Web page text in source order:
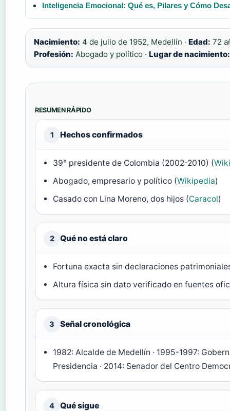
Inteligencia Emocional: Qué es, Pilares y Cómo
Nacimiento: 4 de julio de 1952, Medellín · Edad: 72
Profesión: Abogado y político · Lugar de nacimiento:
RESUMEN RÁPIDO
1 Hechos confirmados
39° presidente de Colombia (2002-2010) (
Abogado, empresario y político (Wikipedia)
Casado con Lina Moreno, dos hijos (Caracol)
2 Qué no está claro
Fortuna exacta sin declaraciones
Altura física sin dato verificado en fuentes
3 Señal cronológica
1982: Alcalde de Medellín · 1995-1997:
Presidencia · 2014: Senador del Centro
4 Qué sigue